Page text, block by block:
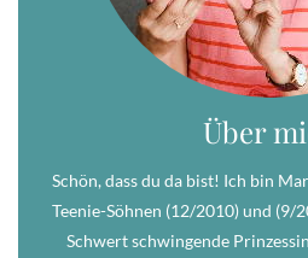
Über
Schön, dass du da bist! Ich bin
Teenie-Söhnen (12/2010) und (9/
Schwert schwingende